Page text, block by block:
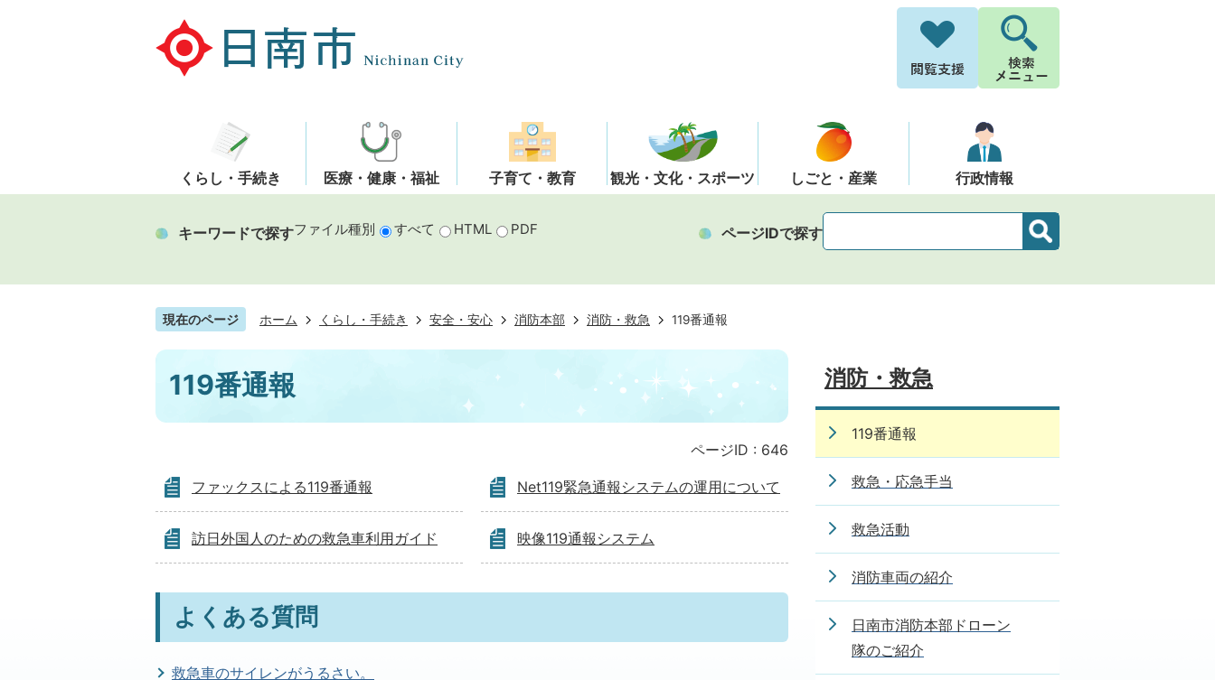
くらし・手続き 医療・健康・福祉 子育て・教育 観光・文化・スポーツ しごと・産業 行政情報
キーワードで探すファイル種別 すべて HTML PDF ページIDで探す
現在のページ ホーム くらし・手続き 安全・安心 消防本部 消防・救急 119番通報
119番通報
ページID : 646
ファックスによる119番通報 Net119緊急通報システムの運用について
訪日外国人のための救急車利用ガイド 映像119通報システム
よくある質問
救急車のサイレンがうるさい。
消防・救急
119番通報
救急・応急手当
救急活動
消防車両の紹介
日南市消防本部ドローン
隊のご紹介